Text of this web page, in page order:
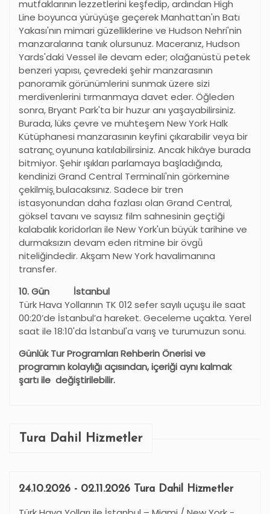
mutfaklarının lezzetlerini keşfedip, ardından High
Line boyunca yürüyüşe geçerek Manhattan'ın Batı
Yakası'nın mimari güzelliklerine ve Hudson Nehri'nin
manzaralarına tanık olursunuz. Maceranız, Hudson
Yards'daki Vessel ile devam eder; olağanüstü petek
benzeri yapısı, çevredeki şehir manzarasının
panoramik görünümlerini sunmak üzere sizi
merdivenlerini tırmanmaya davet eder. Öğleden
sonra, Bryant Park'ta bir huzur anı yaşayabilirsiniz.
Burada, lüks çevre ve muhteşem New York Halk
Kütüphanesi manzarasının keyfini çıkarabilir veya bir
satranç̧ oyununa katılabilirsiniz. Ancak hikâye burada
bitmiyor. Şehir ışıkları parlamaya başladığında,
kendinizi Grand Central Terminali'nin görkemine
çekilmiş̧ bulacaksınız. Sadece bir tren
istasyonundan daha fazlası olan Grand Central,
göksel tavanı ve sayısız film sahnesinin geçtiği
kalabalık koridorları ile New York'un büyük tarihine ve
durmaksızın devam eden ritmine bir övgü̈
niteliğindedir. Akşam New York havalimanına
transfer.
10. Gün İstanbul
Türk Hava Yollarının TK 012 sefer sayılı uçuşu ile saat
00:20’de İstanbul’a hareket. Geceleme uçakta. Yerel
saat ile 18:10'da İstanbul'a varış ve turumuzun sonu.
Günlük Tur Programları Rehberin Önerisi ve
programın kolaylığı açısından, içeriği aynı kalmak
şartı ile değiştirilebilir.
Tura Dahil Hizmetler
24.10.2026 - 02.11.2026 Tura Dahil Hizmetler